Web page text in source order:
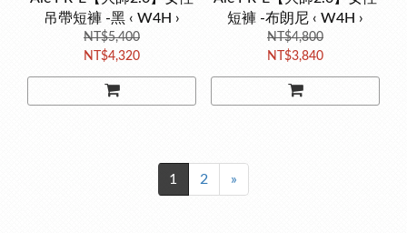
吊帶短褲 -黑 ‹ W4H ›
NT$5,400
NT$4,320
短褲 -布朗尼 ‹ W4H ›
NT$4,800
NT$3,840
1 2 »